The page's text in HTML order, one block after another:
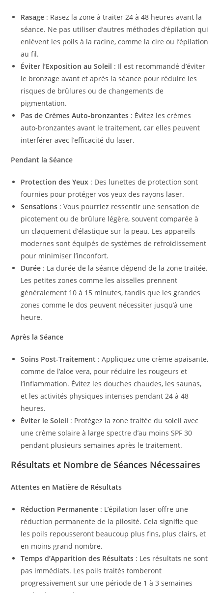
Rasage : Rasez la zone à traiter 24 à 48 heures avant la
séance. Ne pas utiliser d’autres méthodes d’épilation qui
enlèvent les poils à la racine, comme la cire ou l’épilation
au fil.
Éviter l’Exposition au Soleil : Il est recommandé d’éviter
le bronzage avant et après la séance pour réduire les
risques de brûlures ou de changements de
pigmentation.
Pas de Crèmes Auto-bronzantes : Évitez les crèmes
auto-bronzantes avant le traitement, car elles peuvent
interférer avec l’efficacité du laser.
Pendant la Séance
Protection des Yeux : Des lunettes de protection sont
fournies pour protéger vos yeux des rayons laser.
Sensations : Vous pourriez ressentir une sensation de
picotement ou de brûlure légère, souvent comparée à
un claquement d’élastique sur la peau. Les appareils
modernes sont équipés de systèmes de refroidissement
pour minimiser l’inconfort.
Durée : La durée de la séance dépend de la zone traitée.
Les petites zones comme les aisselles prennent
généralement 10 à 15 minutes, tandis que les grandes
zones comme le dos peuvent nécessiter jusqu’à une
heure.
Après la Séance
Soins Post-Traitement : Appliquez une crème apaisante,
comme de l’aloe vera, pour réduire les rougeurs et
l’inflammation. Évitez les douches chaudes, les saunas,
et les activités physiques intenses pendant 24 à 48
heures.
Éviter le Soleil : Protégez la zone traitée du soleil avec
une crème solaire à large spectre d’au moins SPF 30
pendant plusieurs semaines après le traitement.
Résultats et Nombre de Séances Nécessaires
Attentes en Matière de Résultats
Réduction Permanente : L’épilation laser offre une
réduction permanente de la pilosité. Cela signifie que
les poils repousseront beaucoup plus fins, plus clairs, et
en moins grand nombre.
Temps d’Apparition des Résultats : Les résultats ne sont
pas immédiats. Les poils traités tomberont
progressivement sur une période de 1 à 3 semaines